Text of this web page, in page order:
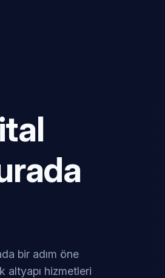
bir adım öne
altyapı hizmetleri